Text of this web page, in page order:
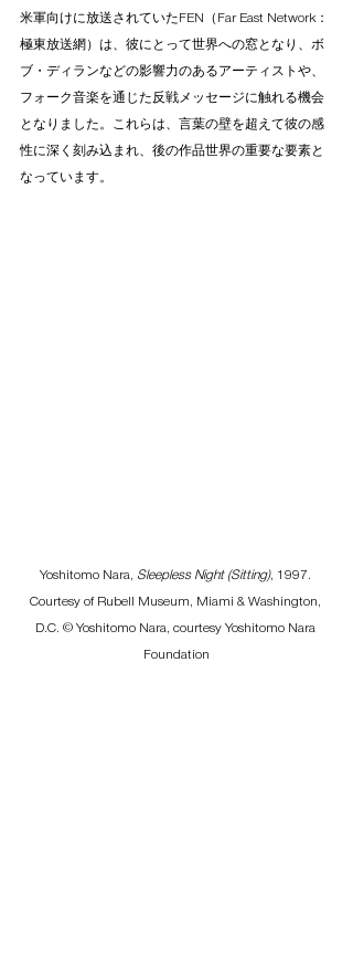
米軍向けに放送されていたFEN（ Far East Network：
極東放送網） は、彼にとって世界への窓となり、ボ
ブ・ディランなどの影響力のあるアーティストや、
フォーク音楽を通じた反戦メッセージに触れる機会
となりました。これらは、言葉の壁を超えて彼の感
性に深く刻み込まれ、後の作品世界の重要な要素と
なっています。
Yoshitomo Nara, Sleepless Night (Sitting), 1997.
Courtesy of Rubell Museum, Miami & Washington,
D.C. © Yoshitomo Nara, courtesy Yoshitomo Nara
Foundation